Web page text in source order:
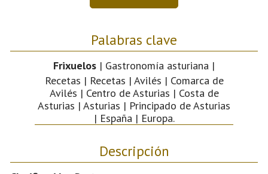
Palabras clave
Frixuelos | Gastronomía asturiana |
Recetas | Recetas | Avilés | Comarca de
Avilés | Centro de Asturias | Costa de
Asturias | Asturias | Principado de Asturias
| España | Europa.
Descripción